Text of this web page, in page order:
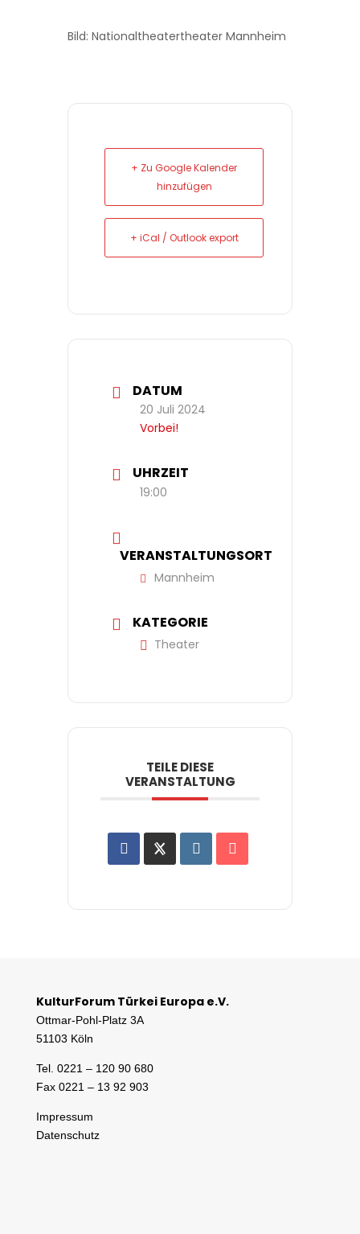
Bild: Nationaltheatertheater Mannheim
+ Zu Google Kalender
hinzufügen
+ iCal / Outlook export
DATUM
20 Juli 2024
Vorbei!
UHRZEIT
19:00
VERANSTALTUNGSORT
Mannheim
KATEGORIE
Theater
TEILE DIESE
VERANSTALTUNG
KulturForum Türkei Europa e.V.
Ottmar-Pohl-Platz 3A
51103 Köln
Tel. 0221 – 120 90 680
Fax 0221 – 13 92 903
Impressum
Datenschutz